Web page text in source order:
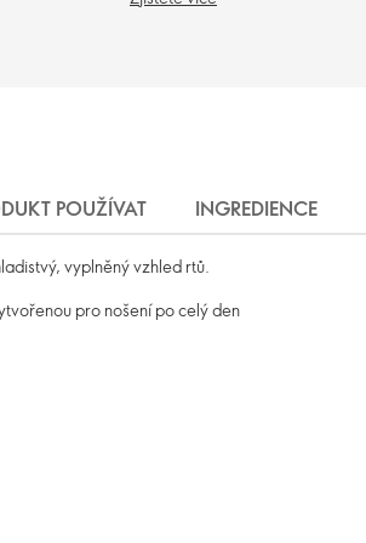
POUŽÍVAT INGREDIENCE
vyplněný vzhled rtů.
pro nošení po celý den